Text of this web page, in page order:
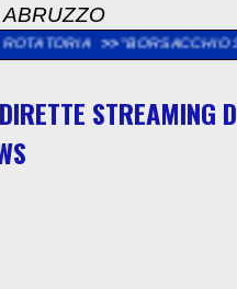
"BORSACCHIO SOTTO LE
STREAMING